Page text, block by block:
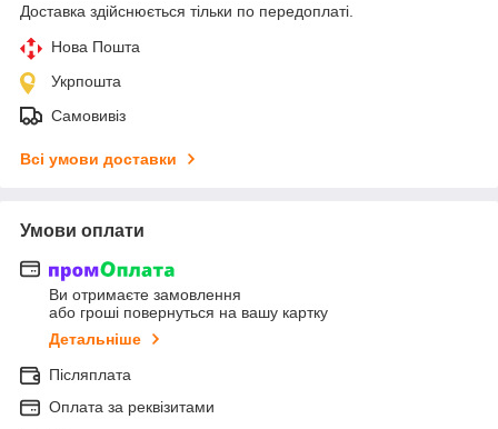
Доставка здійснюється тільки по передоплаті.
Нова Пошта
Укрпошта
Самовивіз
Всі умови доставки
Умови оплати
Ви отримаєте замовлення
або гроші повернуться на вашу картку
Детальніше
Післяплата
Оплата за реквізитами